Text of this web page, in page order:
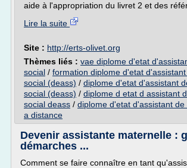
aide à l'appropriation du livret 2 et des
Lire la suite
Site : http://erts-olivet.org
Thèmes liés : vae diplome d'etat
social / formation diplome d'etat
social (deass) / diplome d'etat d'assistant
social (deass) / diplome d etat d assistant
social deass / diplome d'etat d'assistant de
a distance
Devenir assistante maternelle :
démarches ...
Comment se faire connaître en tant